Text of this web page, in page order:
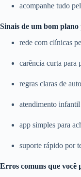
acompanhe tudo
Sinais de um bom plano
rede com clínicas
carência curta para
regras claras de
atendimento
app simples para
suporte rápido por
Erros comuns que você